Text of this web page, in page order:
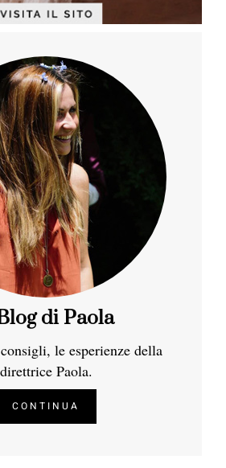
di Paola
le esperienze della
direttrice Paola.
CONTINUA